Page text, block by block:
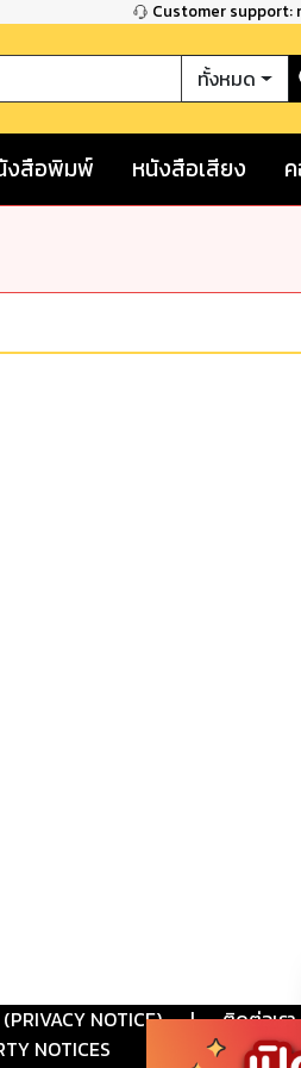
Customer support:
ทั้งหมด
งสือพิมพ์ หนังสือเสียง
NOTICE) | ติดต่อเรา
NOTICES